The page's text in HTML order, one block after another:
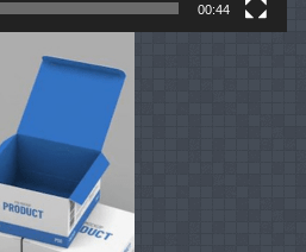
00:44